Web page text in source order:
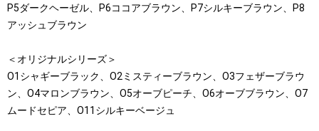
P5ダークヘーゼル、P6ココアブラウン、P7シルキーブラウン、P8
アッシュブラウン
＜オリジナルシリーズ＞
O1シャギーブラック、O2ミスティーブラウン、O3フェザーブラウ
ン、O4マロンブラウン、O5オーブピーチ、O6オーブブラウン、O7
ムードセピア、O11シルキーベージュ